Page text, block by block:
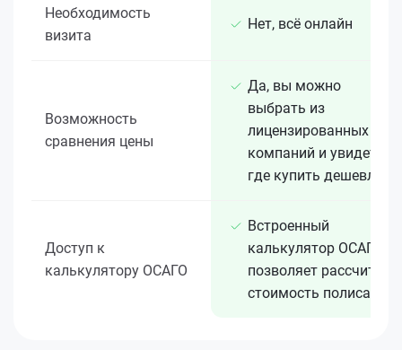
Необходимость
визита
Нет, всё онлайн
Возможность
сравнения цены
Да, вы можно
выбрать из
лицензированных 15+
компаний и увидеть,
где купить дешевле
Доступ к
калькулятору ОСАГО
Встроенный
калькулятор ОСАГО
позволяет рассчитать
стоимость полиса